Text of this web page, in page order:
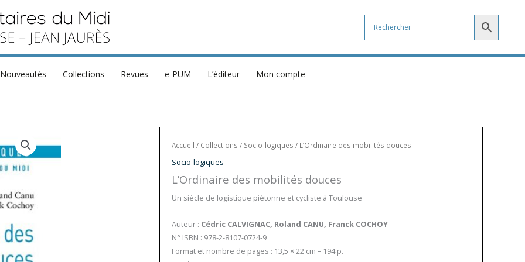
Nouveautés Collections Revues e-PUM L’éditeur Mon compte
Accueil / Collections / Socio-logiques / L’Ordinaire des mobilités douces
Socio-logiques
L’Ordinaire des mobilités douces
Un siècle de logistique piétonne et cycliste à Toulouse
Auteur : Cédric CALVIGNAC, Roland CANU, Franck COCHOY
N° ISBN : 978-2-8107-0724-9
Format et nombre de pages : 13,5 × 22 cm – 194 p.